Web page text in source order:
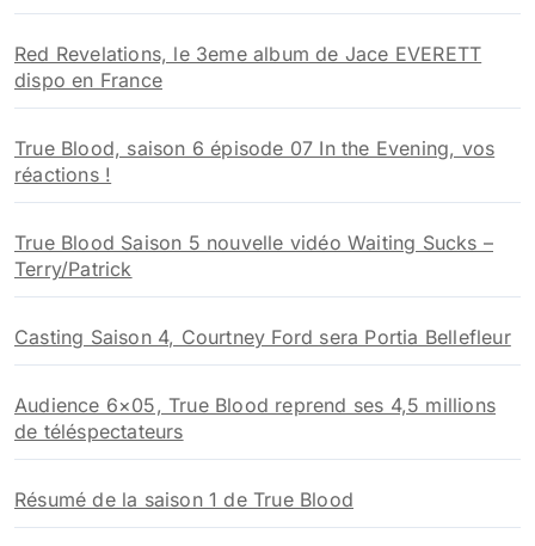
Red Revelations, le 3eme album de Jace EVERETT
dispo en France
True Blood, saison 6 épisode 07 In the Evening, vos
réactions !
True Blood Saison 5 nouvelle vidéo Waiting Sucks –
Terry/Patrick
Casting Saison 4, Courtney Ford sera Portia Bellefleur
Audience 6×05, True Blood reprend ses 4,5 millions
de téléspectateurs
Résumé de la saison 1 de True Blood